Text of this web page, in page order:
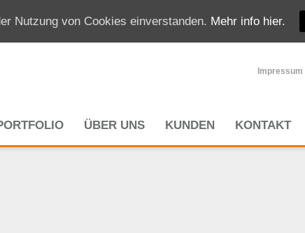
Impressum
ÜBER UNS KUNDEN KONTAKT
Nutzung von Cookies einverstanden. Mehr info hier.